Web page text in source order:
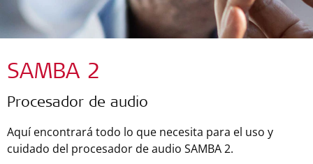
SAMBA 2
Procesador de audio
Aquí encontrará todo lo que necesita para el uso y
cuidado del procesador de audio SAMBA 2.